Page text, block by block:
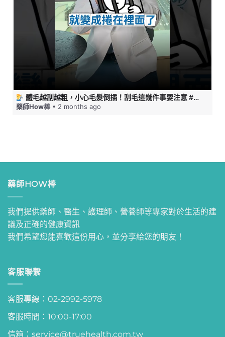
體毛越刮越粗，小心毛髮倒插！刮毛這幾件事要注意 #藥師HOW棒
藥師How棒 • 2 months ago
藥師HOW棒
我們提供藥師、醫生、護理師、營養師等專家對於生活的建
議及正確的健康資訊
我們希望您能喜歡這份用心，並分享給您的朋友！
客服聯繫
客服專線：02-2992-5978
客服時間：10:00-17:00
信箱：service@truehealth.com.tw